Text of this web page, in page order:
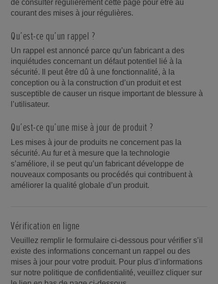
de consulter régulièrement cette page pour être au
courant des mises à jour régulières.
Qu’est-ce qu’un rappel ?
Un rappel est annoncé parce qu’un fabricant a des
inquiétudes concernant un défaut potentiel lié à la
sécurité. Il peut être dû à une fonctionnalité, à la
conception ou à la construction d’un produit et est
susceptible de causer un risque important de blessure à
l’utilisateur.
Qu’est-ce qu’une mise à jour de produit ?
Les mises à jour de produits ne concernent pas la
sécurité. Au fur et à mesure que la technologie
s’améliore, il se peut qu’un fabricant développe de
nouveaux composants ou procédés qui contribuent à
améliorer la qualité globale d’un produit.
Vérification en ligne
Veuillez remplir le formulaire ci-dessous pour vérifier s’il
existe des informations concernant un rappel ou des
mises à jour pour votre produit. Pour plus d’informations
sur notre politique de confidentialité, veuillez cliquer sur